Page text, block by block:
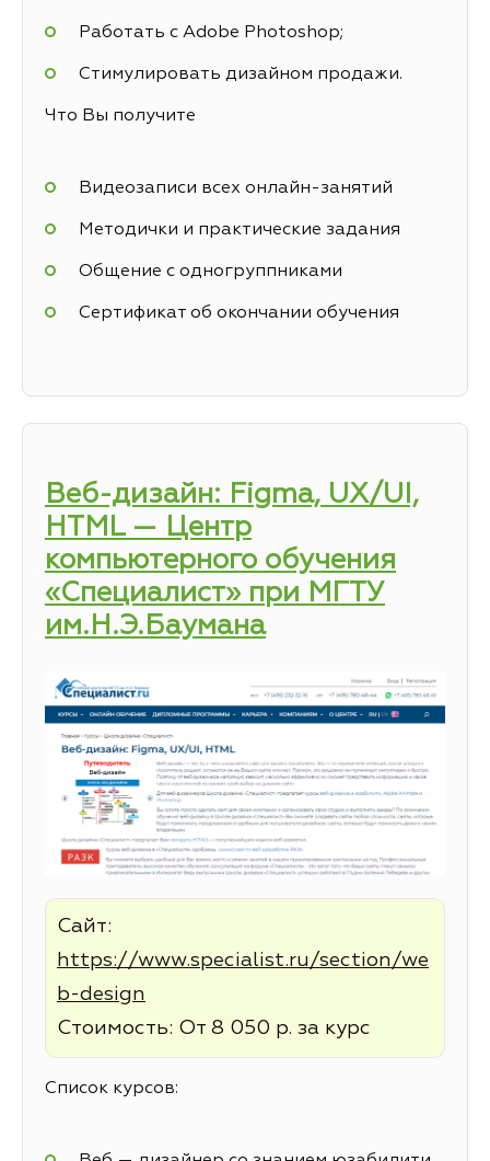
Работать с Adobe Photoshop;
Стимулировать дизайном продажи.
Что Вы получите
Видеозаписи всех онлайн-занятий
Методички и практические задания
Общение с одногруппниками
Сертификат об окончании обучения
Веб-дизайн: Figma, UX/UI,
HTML — Центр
компьютерного обучения
«Специалист» при МГТУ
им.Н.Э.Баумана
Сайт:
https://www.specialist.ru/section/we
b-design
Стоимость: От 8 050 р. за курс
Список курсов: